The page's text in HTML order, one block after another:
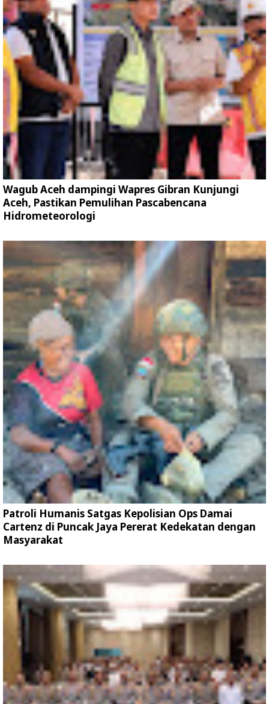
Wagub Aceh dampingi Wapres Gibran Kunjungi
Aceh, Pastikan Pemulihan Pascabencana
Hidrometeorologi
Patroli Humanis Satgas Kepolisian Ops Damai
Cartenz di Puncak Jaya Pererat Kedekatan dengan
Masyarakat